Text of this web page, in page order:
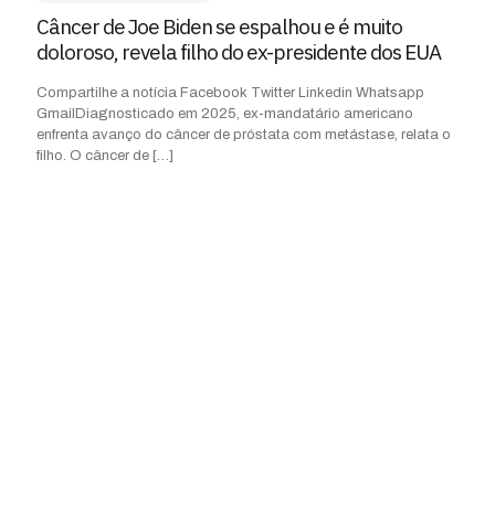
Câncer de Joe Biden se espalhou e é muito
doloroso, revela filho do ex-presidente dos EUA
Compartilhe a notícia Facebook Twitter Linkedin Whatsapp
GmailDiagnosticado em 2025, ex-mandatário americano
enfrenta avanço do câncer de próstata com metástase, relata o
filho. O câncer de […]